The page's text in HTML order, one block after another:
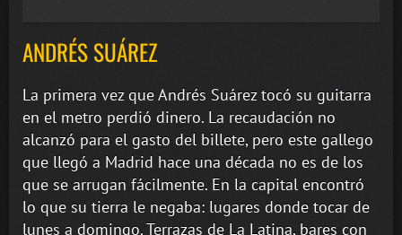
ANDRÉS SUÁREZ
La primera vez que Andrés Suárez tocó su guitarra
en el metro perdió dinero. La recaudación no
alcanzó para el gasto del billete, pero este gallego
que llegó a Madrid hace una década no es de los
que se arrugan fácilmente. En la capital encontró
lo que su tierra le negaba: lugares donde tocar de
lunes a domingo. Terrazas de La Latina, bares con